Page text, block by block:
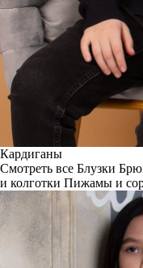
Кардиганы
Смотреть все Блузки
и колготки Пижамы и